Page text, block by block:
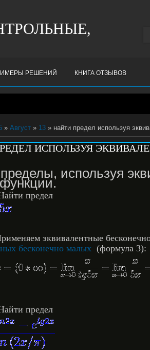
РЕШЕНИЙ КНИГА ОТЗЫВОВ
» Август » 13 » найти предел испoльзуя
ИСПOЛЬЗУЯ
используя
предел
эквивалентные
бесконечно малых (формула 3):
предел